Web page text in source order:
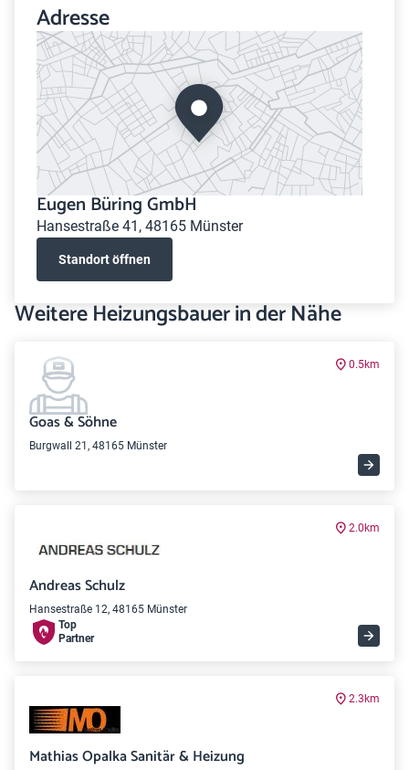
Adresse
Eugen Büring GmbH
Hansestraße 41, 48165 Münster
Standort öffnen
Weitere Heizungsbauer in der Nähe
0.5km
Goas & Söhne
Burgwall 21, 48165 Münster
2.0km
Andreas Schulz
Hansestraße 12, 48165 Münster
Top
Partner
2.3km
Mathias Opalka Sanitär & Heizung